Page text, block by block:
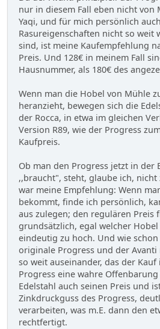
nur in diesem Fall eben nicht von
Yaqi, und für mich persönlich
Rasureigenschaften nicht so weit
sind, ist meine Kaufempfehlung
Preis. Und 128€ in meinem Fall
Hausnummer, als 180€ des
Wenn man die Hobel von Mühle
heranzieht, bewegen sich die
der Rocca, in etwa im gleichen
Version R89, wie der Progress
Kaufpreis.
Ob man den Progress jetzt in der
,,braucht", steht, glaube ich,
war meine Empfehlung: Wenn
bekommt, finde ich persönlich,
aus zulegen; den regulären Preis
grundsätzlich, egal welcher Hobel
eindeutig zu hoch. Und wie
originale Progress und der
so weit auseinander, das der Kauf
Progress eine wahre
Edelstahl auch seinen Preis und
Zinkdruckguss des Progress,
verarbeiten, was m.E. dann den
rechtfertigt.